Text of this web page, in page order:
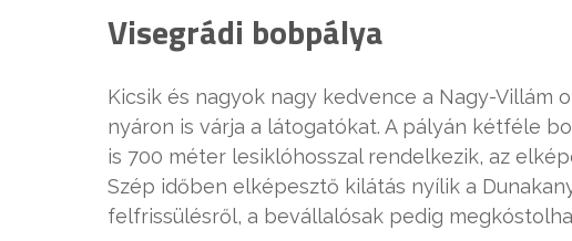
Visegrádi bobpálya
Kicsik és nagyok nagy kedvence a Nagy-Villám
nyáron is várja a látogatókat. A pályán kétféle
is 700 méter lesiklóhosszal rendelkezik, az
Szép időben elképesztő kilátás nyílik a
felfrissülésről, a bevállalósak pedig